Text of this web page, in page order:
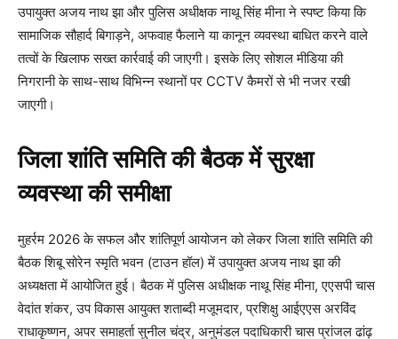
उपायुक्त अजय नाथ झा और पुलिस अधीक्षक नाथू सिंह मीना ने स्पष्ट किया कि
सामाजिक सौहार्द बिगाड़ने, अफवाह फैलाने या कानून व्यवस्था बाधित करने वाले
तत्वों के खिलाफ सख्त कार्रवाई की जाएगी। इसके लिए सोशल मीडिया की
निगरानी के साथ-साथ विभिन्न स्थानों पर CCTV कैमरों से भी नजर रखी
जाएगी।
जिला शांति समिति की बैठक में सुरक्षा
व्यवस्था की समीक्षा
मुहर्रम 2026 के सफल और शांतिपूर्ण आयोजन को लेकर जिला शांति समिति की
बैठक शिबू सोरेन स्मृति भवन (टाउन हॉल) में उपायुक्त अजय नाथ झा की
अध्यक्षता में आयोजित हुई। बैठक में पुलिस अधीक्षक नाथू सिंह मीना, एएसपी चास
वेदांत शंकर, उप विकास आयुक्त शताब्दी मजूमदार, प्रशिक्षु आईएएस अरविंद
राधाकृष्णन, अपर समाहर्ता सुनील चंद्र, अनुमंडल पदाधिकारी चास प्रांजल ढांढ़